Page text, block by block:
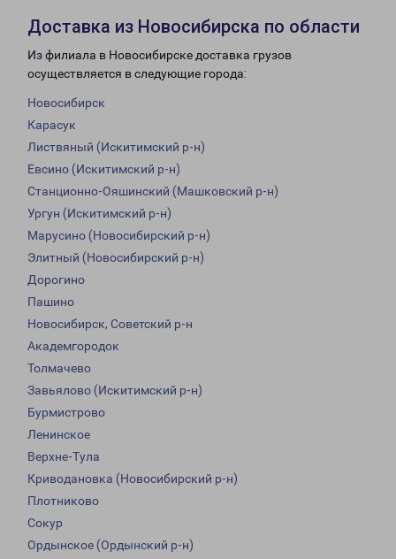
Доставка из Новосибирска по области
Из филиала в Новосибирске доставка грузов
осуществляется в следующие города:
Новосибирск
Карасук
Листвяный (Искитимский р-н)
Евсино (Искитимский р-н)
Станционно-Ояшинский (Машковский р-н)
Ургун (Искитимский р-н)
Марусино (Новосибирский р-н)
Элитный (Новосибирский р-н)
Дорогино
Пашино
Новосибирск, Советский р-н
Академгородок
Толмачево
Завьялово (Искитимский р-н)
Бурмистрово
Ленинское
Верхне-Тула
Криводановка (Новосибирский р-н)
Плотниково
Сокур
Ордынское (Ордынский р-н)